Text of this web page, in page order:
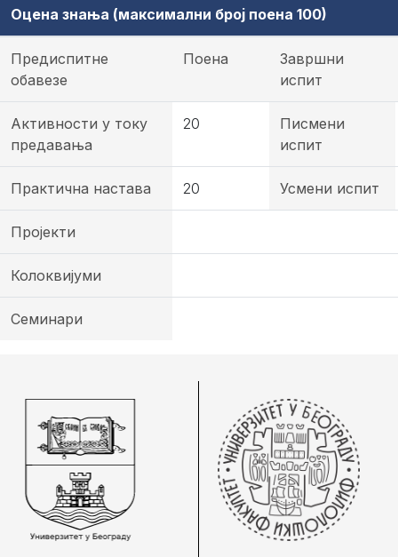
Оцена знања (максимални број поена 100)
Предиспитне
обавезе
Поена
Завршни
испит
Активности у току
предавања
20
Писмени
испит
Практична настава 20 Усмени испит
Пројекти
Колоквијуми
Семинари